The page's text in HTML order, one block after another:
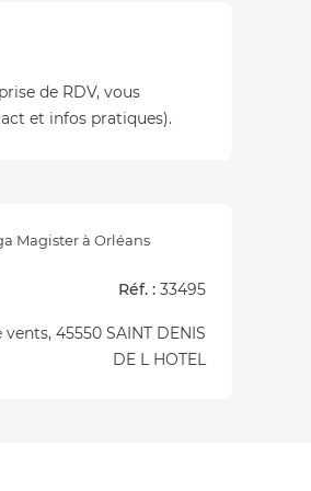
de RDV, vous
et infos pratiques).
Magister à Orléans
Réf. : 33495
45550 SAINT DENIS
DE L HOTEL